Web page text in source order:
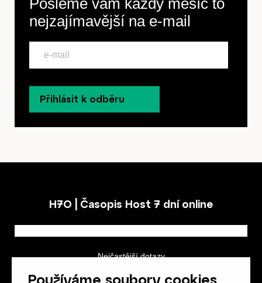
Používáme soubory cookies
Pošleme vám každý měsíc to
nejzajímavější na e-mail
Přihlásit k odběru
H7O | Časopis Host 7 dní online
Nejčastější dotazy